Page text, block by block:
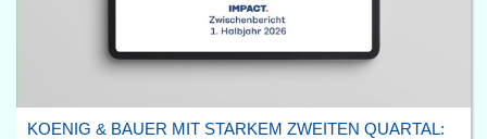
KOENIG & BAUER MIT STARKEM ZWEITEN QUARTAL: